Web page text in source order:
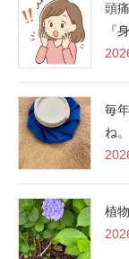
頭
『
毎
ね。
植